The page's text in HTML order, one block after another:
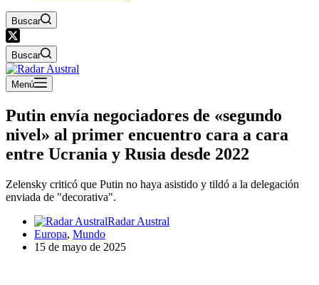
Buscar
Buscar
Menú
Putin envía negociadores de «segundo
nivel» al primer encuentro cara a cara
entre Ucrania y Rusia desde 2022
Zelensky criticó que Putin no haya asistido y tildó a la delegación
enviada de "decorativa".
Radar Austral
Europa, Mundo
15 de mayo de 2025